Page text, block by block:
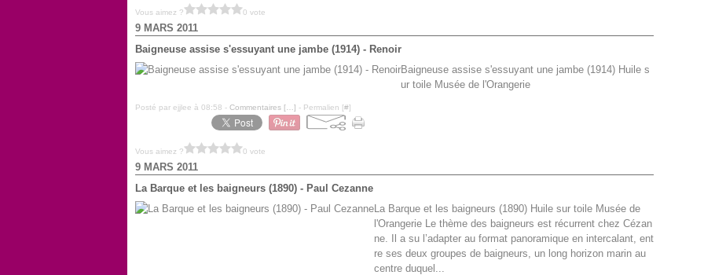
Vous aimez ? 0 vote
9 MARS 2011
Baigneuse assise s'essuyant une jambe (1914) - Renoir
Baigneuse assise s'essuyant une jambe (1914) Huile s
ur toile Musée de l'Orangerie
Posté par ejjlee à 08:58 - Commentaires [ ] - Permalien [#]
Vous aimez ? 0 vote
9 MARS 2011
La Barque et les baigneurs (1890) - Paul Cezanne
La Barque et les baigneurs (1890) Huile sur toile Musée de
l'Orangerie Le thème des baigneurs est récurrent chez Cézan
ne. Il a su l’adapter au format panoramique en intercalant, ent
re ses deux groupes de baigneurs, un long horizon marin au
centre duquel...